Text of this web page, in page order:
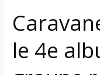
le 4e